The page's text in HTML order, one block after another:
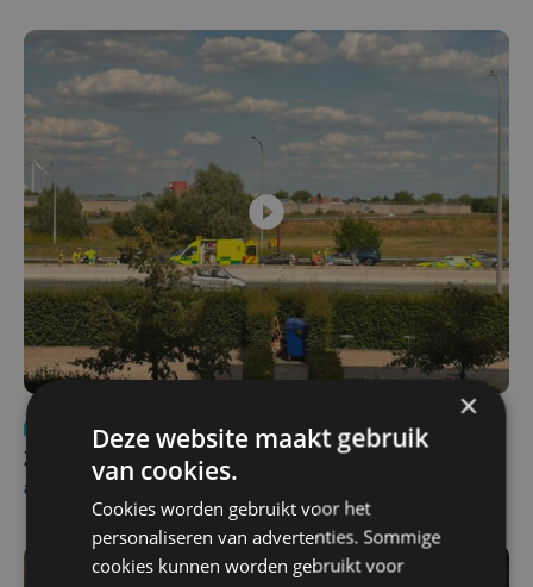
Nieuws Update
za 1 augustus | 17:21
Zwaar ongeval op E403 in Izegem: drie rijstroken
afgesloten
×
Deze website maakt gebruik
van cookies.
Cookies worden gebruikt voor het
personaliseren van advertenties. Sommige
cookies kunnen worden gebruikt voor